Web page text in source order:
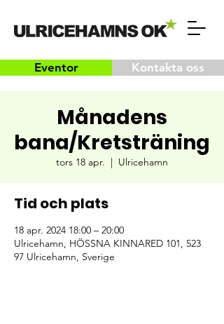
Eventor Kontakta oss
Månadens
bana/Kretsträning
tors 18 apr.
  |
Ulricehamn
Tid och plats
18 apr. 2024 18:00 – 20:00
Ulricehamn, HÖSSNA KINNARED 101, 523
97 Ulricehamn, Sverige